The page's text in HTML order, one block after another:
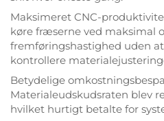
Maksimeret CNC-
køre fræserne ved maksimal
fremføringshastighed uden
kontrollere
Betydelige
Materialeudskudsraten blev
hvilket hurtigt betalte for